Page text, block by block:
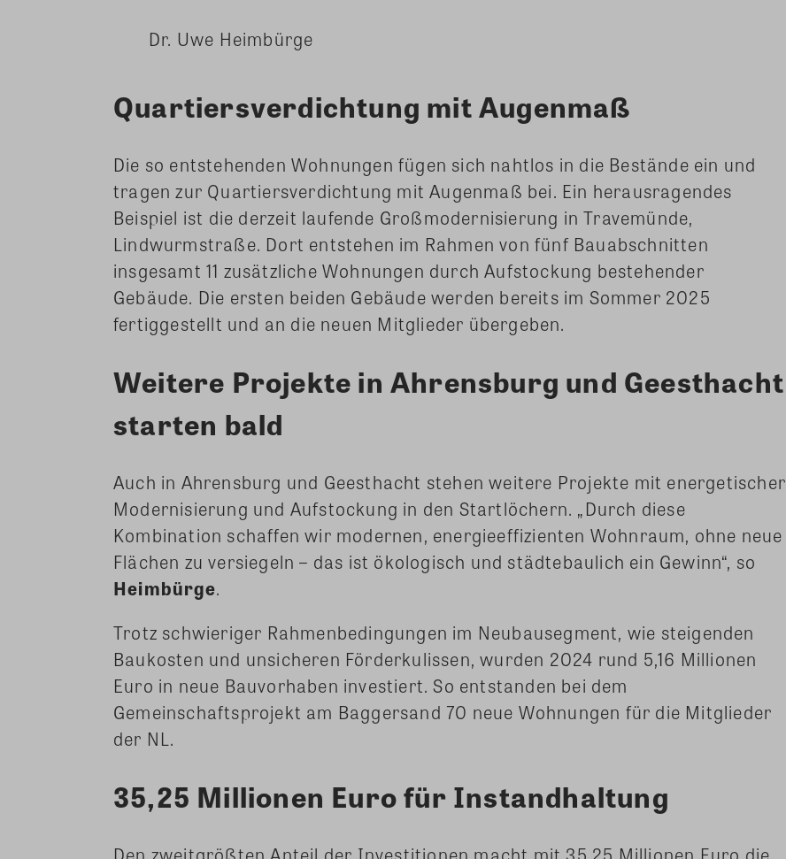
Dr. Uwe Heimbürge
Quartiersverdichtung mit Augenmaß
Die so entstehenden Wohnungen fügen sich nahtlos in die Bestände ein und
tragen zur Quartiersverdichtung mit Augenmaß bei. Ein herausragendes
Beispiel ist die derzeit laufende Großmodernisierung in Travemünde,
Lindwurmstraße. Dort entstehen im Rahmen von fünf Bauabschnitten
insgesamt 11 zusätzliche Wohnungen durch Aufstockung bestehender
Gebäude. Die ersten beiden Gebäude werden bereits im Sommer 2025
fertiggestellt und an die neuen Mitglieder übergeben.
Weitere Projekte in Ahrensburg und Geesthacht
starten bald
Auch in Ahrensburg und Geesthacht stehen weitere Projekte mit energetischer
Modernisierung und Aufstockung in den Startlöchern. „Durch diese
Kombination schaffen wir modernen, energieeffizienten Wohnraum, ohne neue
Flächen zu versiegeln – das ist ökologisch und städtebaulich ein Gewinn“, so
Heimbürge.
Trotz schwieriger Rahmenbedingungen im Neubausegment, wie steigenden
Baukosten und unsicheren Förderkulissen, wurden 2024 rund 5,16 Millionen
Euro in neue Bauvorhaben investiert. So entstanden bei dem
Gemeinschaftsprojekt am Baggersand 70 neue Wohnungen für die Mitglieder
der NL.
35,25 Millionen Euro für Instandhaltung
Den zweitgrößten Anteil der Investitionen macht mit 35,25 Millionen Euro die